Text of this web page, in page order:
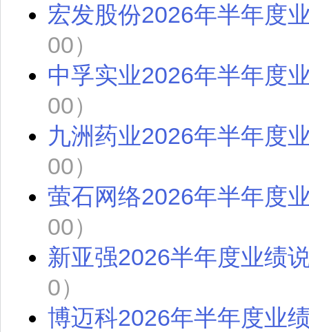
宏发股份2026年半年度
00）
中孚实业2026年半年度
00）
九洲药业2026年半年度
00）
萤石网络2026年半年度
00）
新亚强2026半年度业绩
0）
博迈科2026年半年度业